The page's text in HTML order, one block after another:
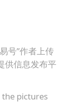
号”作者上传
供信息发布平
pictures